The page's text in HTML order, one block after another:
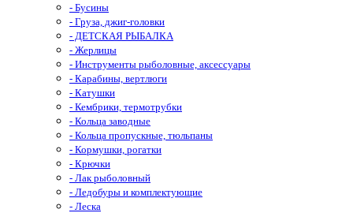
- Бусины
- Груза, джиг-головки
- ДЕТСКАЯ РЫБАЛКА
- Жерлицы
- Инструменты рыболовные, аксессуары
- Карабины, вертлюги
- Катушки
- Кембрики, термотрубки
- Кольца заводные
- Кольца пропускные, тюльпаны
- Кормушки, рогатки
- Крючки
- Лак рыболовный
- Ледобуры и комплектующие
- Леска